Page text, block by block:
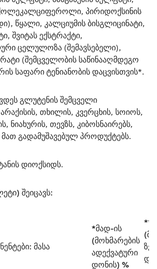
პირიდოქსინის
წყალი, კალციუმის ბისგლიცინატი,
შვიტას ექსტრაქტი,
ცელულოზა (შემავსებელი),
(შემცველობის საწინააღმდეგო
საფარი ტენიანობის დაცვისთვის*.
გლუტენის შემცველი
თხილის, კვერცხის, სოიოს,
ნიახურის, თევზს, კიბოსნაირებს,
გადამუშავებულ პროდუქტებს.
დიოქსიდს.
შეიცავს:
მასა
*მად-ის
(მოხმარების
ადექვატური
დონის) %